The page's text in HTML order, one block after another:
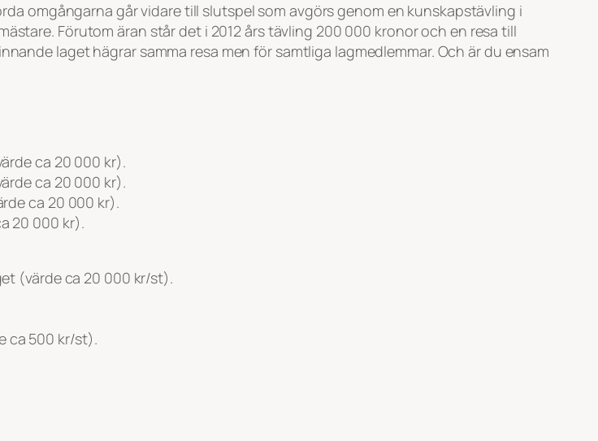
omgångarna går vidare till slutspel som avgörs genom en kunskapstävling i
Förutom äran står det i 2012 års tävling 200 000 kronor och en resa till
laget hägrar samma resa men för samtliga lagmedlemmar. Och är du ensam
ca 20 000 kr).
ca 20 000 kr).
ca 20 000 kr).
20 000 kr).
(värde ca 20 000 kr/st).
ca 500 kr/st).